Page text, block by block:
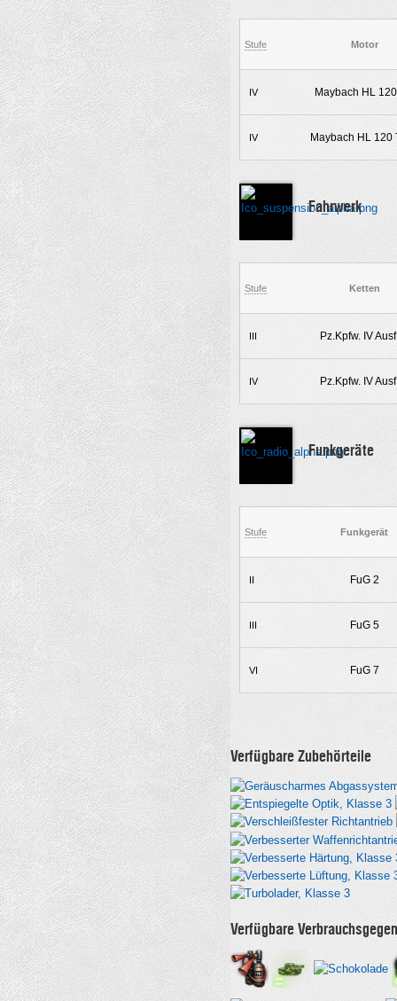
Stufe Motor
IV Maybach HL
IV Maybach HL 120
Fahrwerk
Stufe Ketten
Pz.Kpfw. IV
IV Pz.Kpfw. IV
Funkgeräte
Stufe Funkgerät
FuG 2
FuG 5
VI FuG 7
Verfügbare Zubehörteile
Verfügbare